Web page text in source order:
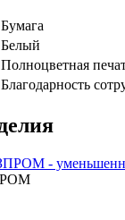
Бумага
Белый
Полноцветная
Благодарность